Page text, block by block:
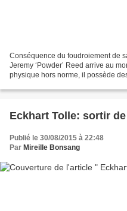
Conséquence du foudroiement de
Jeremy ‘Powder’ Reed arrive au
physique hors norme, il possède
Eckhart Tolle: sortir
Publié le 30/08/2015 à 22:48
Par Mireille Bonsang